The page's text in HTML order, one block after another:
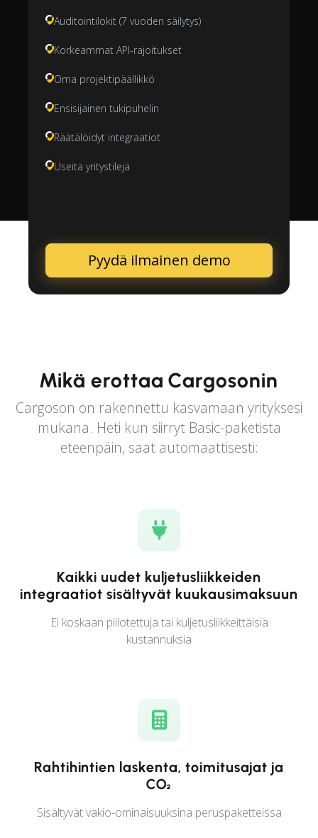
Auditointilokit (7 vuoden säilytys)
Korkeammat API-rajoitukset
Oma projektipäällikkö
Ensisijainen tukipuhelin
Räätälöidyt integraatiot
Useita yritystilejä
Pyydä ilmainen demo
Mikä erottaa Cargosonin
Cargoson on rakennettu kasvamaan yrityksesi
mukana. Heti kun siirryt Basic-paketista
eteenpäin, saat automaattisesti:
Kaikki uudet kuljetusliikkeiden
integraatiot sisältyvät kuukausimaksuun
Ei koskaan piilotettuja tai kuljetusliikkeittäisiä
kustannuksia
Rahtihintien laskenta, toimitusajat ja
CO₂
Sisältyvät vakio-ominaisuuksina peruspaketteissa